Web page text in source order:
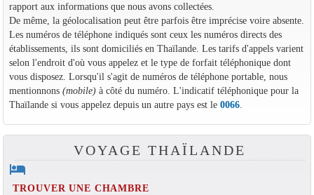
rapport aux informations que nous avons collectées.
De même, la géolocalisation peut être parfois être imprécise voire absente.
Les numéros de téléphone indiqués sont ceux les numéros directs des
établissements, ils sont domiciliés en Thaïlande. Les tarifs d'appels varient
selon l'endroit d'où vous appelez et le type de forfait téléphonique dont
vous disposez. Lorsqu'il s'agit de numéros de téléphone portable, nous
mentionnons (mobile)à côté du numéro. L'indicatif téléphonique pour la
Thaïlande si vous appelez depuis un autre pays est le 0066.
VOYAGE THAÏLANDE
hotel
TROUVER UNE CHAMBRE